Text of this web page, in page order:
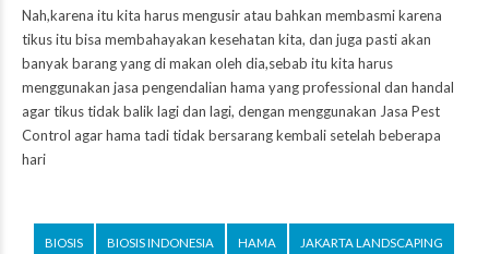
Nah,karena itu kita harus mengusir atau bahkan membasmi karena
tikus itu bisa membahayakan kesehatan kita, dan juga pasti akan
banyak barang yang di makan oleh dia,sebab itu kita harus
menggunakan jasa pengendalian hama yang professional dan handal
agar tikus tidak balik lagi dan lagi, dengan menggunakan Jasa Pest
Control agar hama tadi tidak bersarang kembali setelah beberapa
hari
BIOSIS BIOSIS INDONESIA HAMA JAKARTA LANDSCAPING